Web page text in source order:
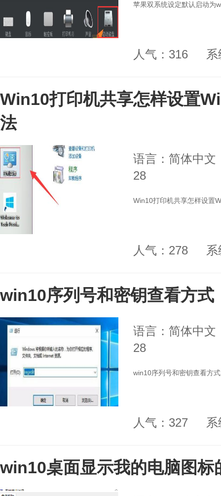
苹果双系统设定默认启动为
人气：316
Win10打印机共享怎样设置
法
语言：简体中文
28
Win10打印机共享怎样设置
人气：278
win10序列号和密钥查看方式
语言：简体中文
28
win10序列号和密钥查看方式
人气：327
win10桌面显示我的电脑图标